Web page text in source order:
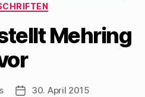
Mehring
Beitragsdatum
30. April 2015